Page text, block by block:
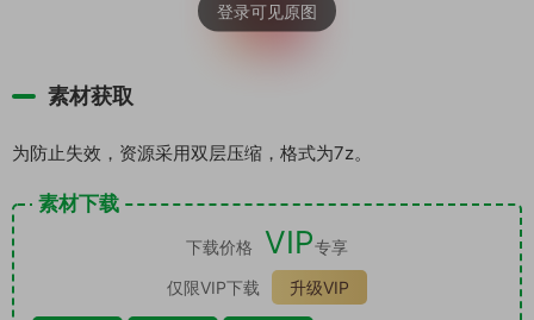
素材获取
为防止失效，资源采用双层压缩，格式为7z。
素材下载
下载价格 VIP专享
仅限VIP下载
升级VIP